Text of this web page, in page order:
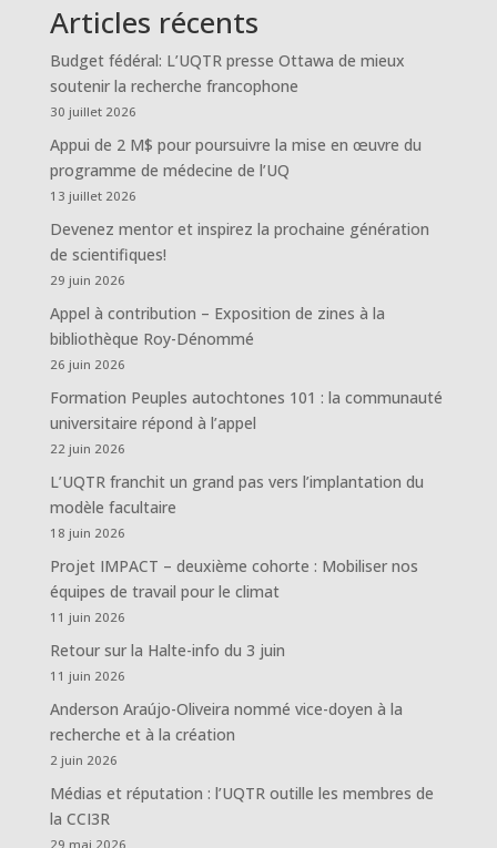
Articles récents
Budget fédéral: L’UQTR presse Ottawa de mieux
soutenir la recherche francophone
30 juillet 2026
Appui de 2 M$ pour poursuivre la mise en œuvre du
programme de médecine de l’UQ
13 juillet 2026
Devenez mentor et inspirez la prochaine génération
de scientifiques!
29 juin 2026
Appel à contribution – Exposition de zines à la
bibliothèque Roy-Dénommé
26 juin 2026
Formation Peuples autochtones 101 : la communauté
universitaire répond à l’appel
22 juin 2026
L’UQTR franchit un grand pas vers l’implantation du
modèle facultaire
18 juin 2026
Projet IMPACT – deuxième cohorte : Mobiliser nos
équipes de travail pour le climat
11 juin 2026
Retour sur la Halte-info du 3 juin
11 juin 2026
Anderson Araújo-Oliveira nommé vice-doyen à la
recherche et à la création
2 juin 2026
Médias et réputation : l’UQTR outille les membres de
la CCI3R
29 mai 2026